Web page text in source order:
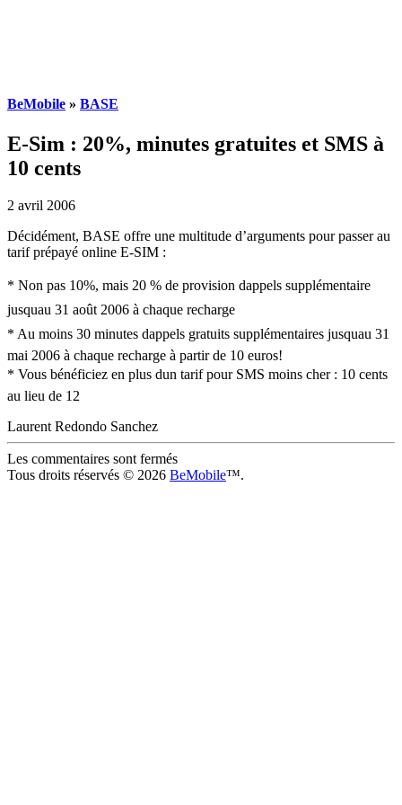
BeMobile » BASE
E-Sim : 20%, minutes gratuites et SMS à
10 cents
2 avril 2006
Décidément, BASE offre une multitude d’arguments pour passer au
tarif prépayé online E-SIM :
* Non pas 10%, mais 20 % de provision dappels supplémentaire
jusquau 31 août 2006 à chaque recharge
* Au moins 30 minutes dappels gratuits supplémentaires jusquau 31
mai 2006 à chaque recharge à partir de 10 euros!
* Vous bénéficiez en plus dun tarif pour SMS moins cher : 10 cents
au lieu de 12
Laurent Redondo Sanchez
Les commentaires sont fermés
Tous droits réservés © 2026 BeMobile™.